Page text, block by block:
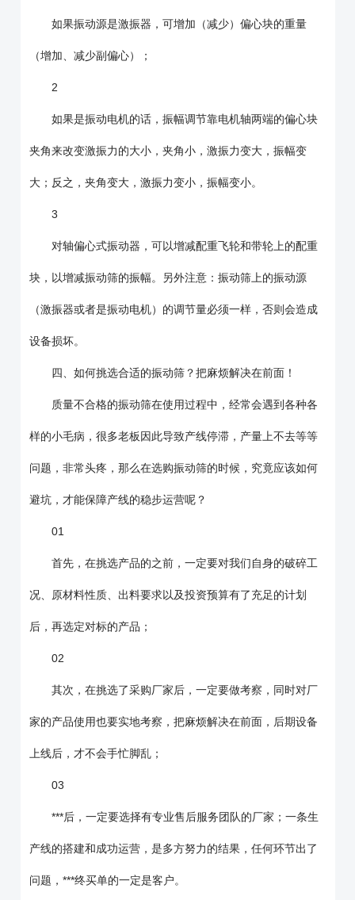
如果振动源是激振器，可增加（减少）偏心块的重量
（增加、减少副偏心）；
2
如果是振动电机的话，振幅调节靠电机轴两端的偏心块
夹角来改变激振力的大小，夹角小，激振力变大，振幅变
大；反之，夹角变大，激振力变小，振幅变小。
3
对轴偏心式振动器，可以增减配重飞轮和带轮上的配重
块，以增减振动筛的振幅。另外注意：振动筛上的振动源
（激振器或者是振动电机）的调节量必须一样，否则会造成
设备损坏。
四、如何挑选合适的振动筛？把麻烦解决在前面！
质量不合格的振动筛在使用过程中，经常会遇到各种各
样的小毛病，很多老板因此导致产线停滞，产量上不去等等
问题，非常头疼，那么在选购振动筛的时候，究竟应该如何
避坑，才能保障产线的稳步运营呢？
01
首先，在挑选产品的之前，一定要对我们自身的破碎工
况、原材料性质、出料要求以及投资预算有了充足的计划
后，再选定对标的产品；
02
其次，在挑选了采购厂家后，一定要做考察，同时对厂
家的产品使用也要实地考察，把麻烦解决在前面，后期设备
上线后，才不会手忙脚乱；
03
***后，一定要选择有专业售后服务团队的厂家；一条生
产线的搭建和成功运营，是多方努力的结果，任何环节出了
问题，***终买单的一定是客户。